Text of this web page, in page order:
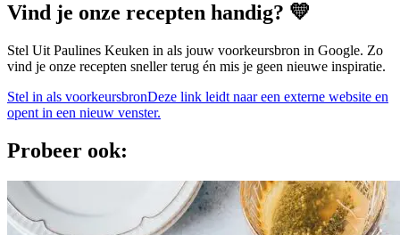
Vind je onze recepten handig? 💛
Stel Uit Paulines Keuken in als jouw voorkeursbron in Google. Zo
vind je onze recepten sneller terug én mis je geen nieuwe inspiratie.
Stel in als voorkeursbronDeze link leidt naar een externe website en
opent in een nieuw venster.
Probeer ook: